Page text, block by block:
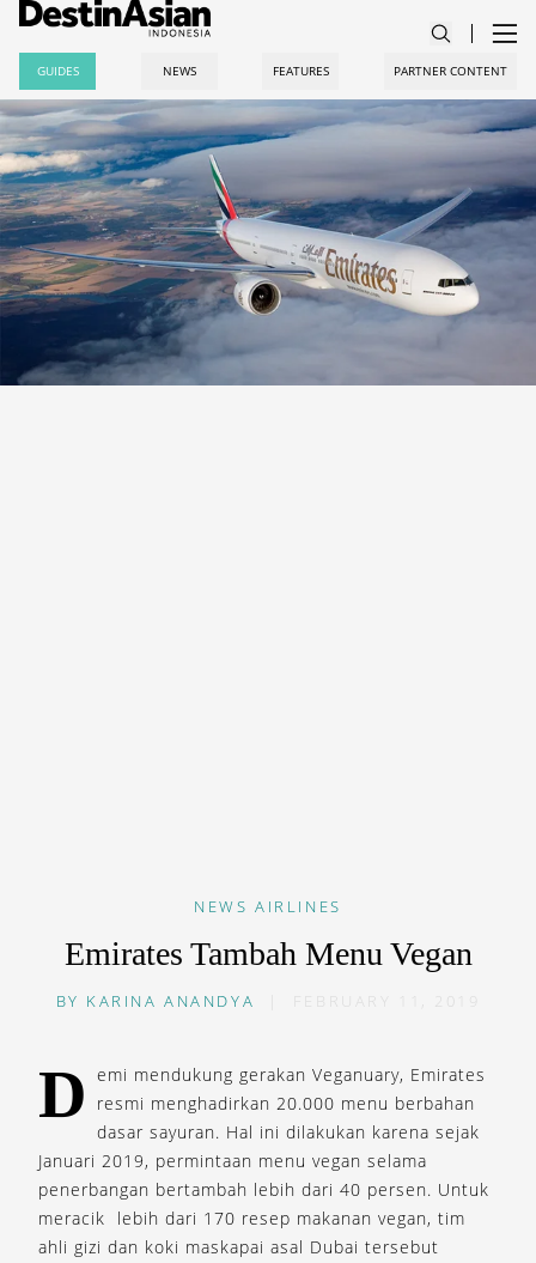
GUIDES NEWS FEATURES PARTNER CONTENT
NEWS AIRLINES
Emirates Tambah Menu Vegan
BY KARINA ANANDYA FEBRUARY 11, 2019
D emi mendukung gerakan Veganuary, Emirates
resmi menghadirkan 20.000 menu berbahan
dasar sayuran. Hal ini dilakukan karena sejak
Januari 2019, permintaan menu vegan selama
penerbangan bertambah lebih dari 40 persen. Untuk
meracik lebih dari 170 resep makanan vegan, tim
ahli gizi dan koki maskapai asal Dubai tersebut